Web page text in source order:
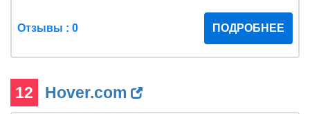
Отзывы : 0 ПОДРОБНЕЕ
12 Hover.com